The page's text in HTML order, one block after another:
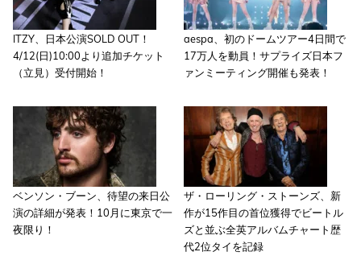
ITZY、日本公演SOLD OUT！
4/12(日)10:00より追加チケット
（立見）受付開始！
aespa、初のドームツアー4日間で
17万人を動員！サプライズ日本フ
ァンミーティング開催も発表！
ベンソン・ブーン、待望の来日公
演の詳細が発表！10月に東京で一
夜限り！
ザ・ローリング・ストーンズ、新
作が15作目の首位獲得でビートル
ズと並ぶ全英アルバムチャート歴
代2位タイを記録